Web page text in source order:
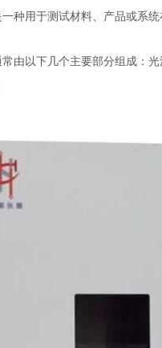
一种用于测试材料、产品或系
以下几个主要部分组成：光